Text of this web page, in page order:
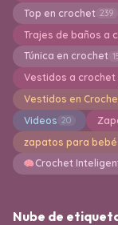
Top en crochet 239
Trajes de baños a
Túnica en crochet
Vestidos a crochet
Vestidos en
Videos 20
zapatos para
Crochet
Nube de